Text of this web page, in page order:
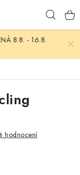
8.8. - 16.8.
hodnocení